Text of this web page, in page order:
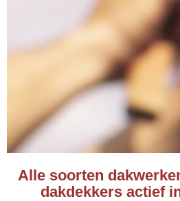
Alle soorten
dakdekkers actief